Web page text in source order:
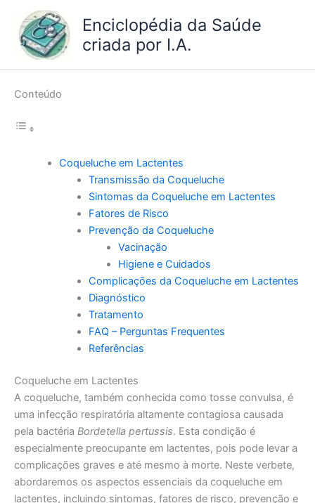
conteúdo
Enciclopédia da Saúde
criada por I.A.
Conteúdo
Coqueluche em Lactentes
Transmissão da Coqueluche
Sintomas da Coqueluche em Lactentes
Fatores de Risco
Prevenção da Coqueluche
Vacinação
Higiene e Cuidados
Complicações da Coqueluche em Lactentes
Diagnóstico
Tratamento
FAQ – Perguntas Frequentes
Referências
Coqueluche em Lactentes
A coqueluche, também conhecida como tosse convulsa, é
uma infecção respiratória altamente contagiosa causada
pela bactéria Bordetella pertussis. Esta condição é
especialmente preocupante em lactentes, pois pode levar a
complicações graves e até mesmo à morte. Neste verbete,
abordaremos os aspectos essenciais da coqueluche em
lactentes, incluindo sintomas, fatores de risco, prevenção e